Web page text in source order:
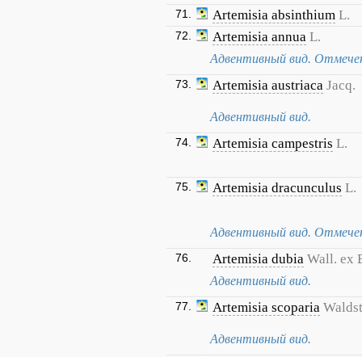
71. Artemisia absinthium L.
72. Artemisia annua L.
Адвентивный вид.
73. Artemisia austriaca Jacq.
Адвентивный вид.
74. Artemisia campestris L.
75. Artemisia dracunculus L.
Адвентивный вид.
76. Artemisia dubia Wall. ex
Адвентивный вид.
77. Artemisia scoparia
Адвентивный вид.